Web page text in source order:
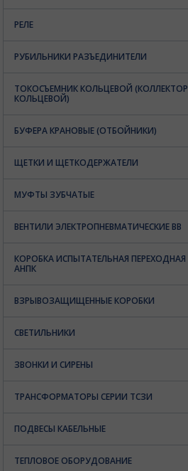
РЕЛЕ
РУБИЛЬНИКИ РАЗЪЕДИНИТЕЛИ
ТОКОСЪЕМНИК КОЛЬЦЕВОЙ (КОЛЛЕКТОР
КОЛЬЦЕВОЙ)
БУФЕРА КРАНОВЫЕ (ОТБОЙНИКИ)
ЩЕТКИ И ЩЕТКОДЕРЖАТЕЛИ
МУФТЫ ЗУБЧАТЫЕ
ВЕНТИЛИ ЭЛЕКТРОПНЕВМАТИЧЕСКИЕ ВВ
КОРОБКА ИСПЫТАТЕЛЬНАЯ ПЕРЕХОДНАЯ
АНПК
ВЗРЫВОЗАЩИЩЕННЫЕ КОРОБКИ
СВЕТИЛЬНИКИ
ЗВОНКИ И СИРЕНЫ
ТРАНСФОРМАТОРЫ СЕРИИ ТСЗИ
ПОДВЕСЫ КАБЕЛЬНЫЕ
ТЕПЛОВОЕ ОБОРУДОВАНИЕ